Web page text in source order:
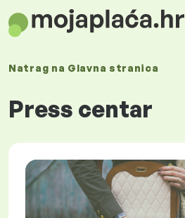
Natrag na Glavna stranica
Press centar